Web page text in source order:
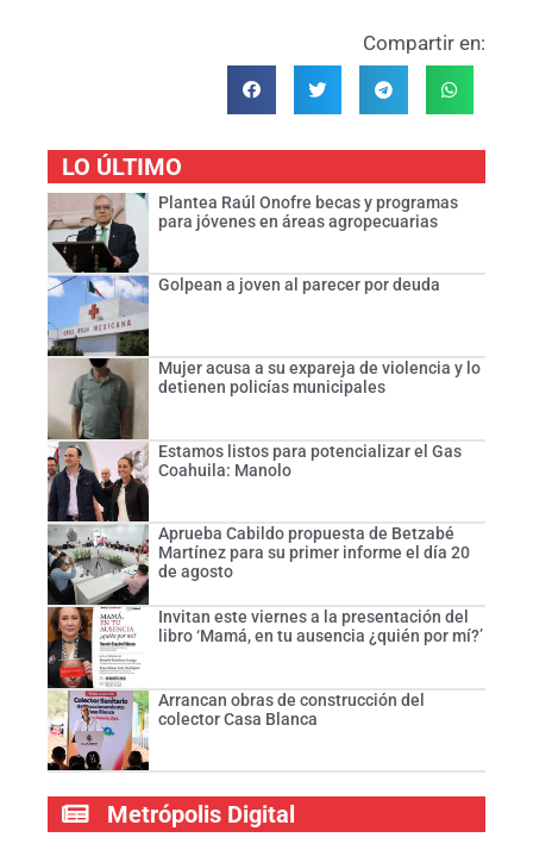
Compartir en:
LO ÚLTIMO
Plantea Raúl Onofre becas y programas
para jóvenes en áreas agropecuarias
Golpean a joven al parecer por deuda
Mujer acusa a su expareja de violencia y lo
detienen policías municipales
Estamos listos para potencializar el Gas
Coahuila: Manolo
Aprueba Cabildo propuesta de Betzabé
Martínez para su primer informe el día 20
de agosto
Invitan este viernes a la presentación del
libro ‘Mamá, en tu ausencia ¿quién por mí?’
Arrancan obras de construcción del
colector Casa Blanca
Metrópolis Digital